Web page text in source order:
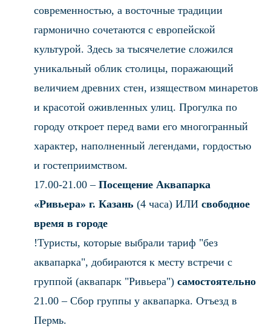
современностью, а восточные традиции
гармонично сочетаются с европейской
культурой. Здесь за тысячелетие сложился
уникальный облик столицы, поражающий
величием древних стен, изяществом минаретов
и красотой оживленных улиц. Прогулка по
городу откроет перед вами его многогранный
характер, наполненный легендами, гордостью
и гостеприимством.
17.00-21.00 – Посещение Аквапарка
«Ривьера» г. Казань (4 часа) ИЛИ свободное
время в городе
!Туристы, которые выбрали тариф "без
аквапарка", добираются к месту встречи с
группой (аквапарк "Ривьера") самостоятельно
21.00 – Сбор группы у аквапарка. Отъезд в
Пермь.